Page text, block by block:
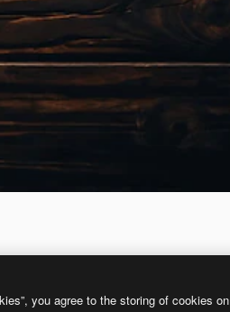
you agree to the storing of cookies